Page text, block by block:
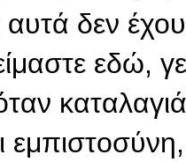
δεν
εδώ,